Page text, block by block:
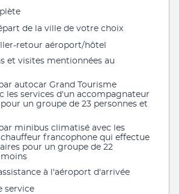
de la ville de votre choix
retour aéroport/hôtel
et visites mentionnées au
autocar Grand Tourisme
les services d'un accompagnateur
pour un groupe de 23 personnes et
minibus climatisé avec les
francophone qui effectue
pour un groupe de 22
moins
à l'aéroport d'arrivée
service